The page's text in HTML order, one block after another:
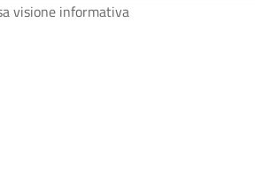
visione informativa